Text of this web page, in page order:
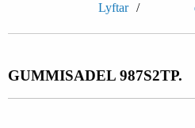
Lyftar
GUMMISADEL 987S2TP.